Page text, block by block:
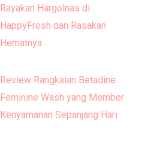
Rayakan Hargolnas di
HappyFresh dan Rasakan
Hematnya
Review Rangkaian Betadine
Feminine Wash yang Memberi
Kenyamanan Sepanjang Hari